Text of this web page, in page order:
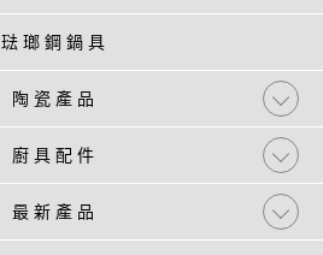
琺 瑯 鋼 鍋 具
陶 瓷 產 品
廚 具 配 件
最 新 產 品